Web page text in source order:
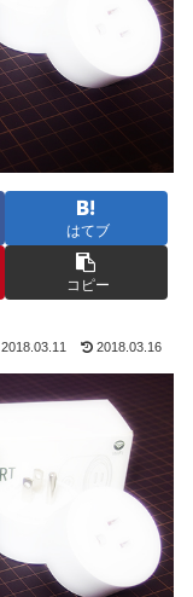
はてブ
コピー
2018.03.11 2018.03.16